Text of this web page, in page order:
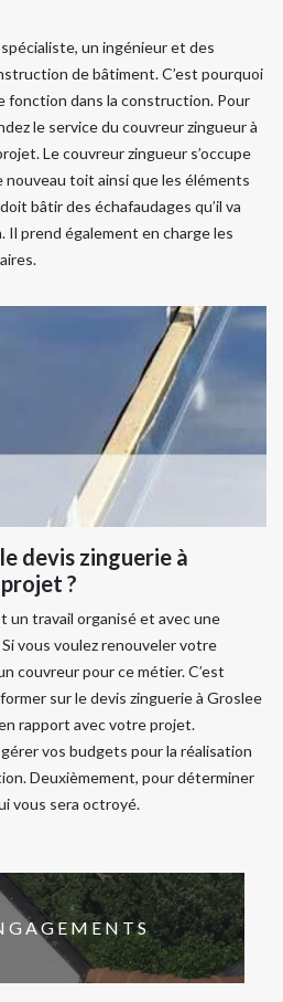
un ingénieur et des
de bâtiment. C’est pourquoi
fonction dans la construction. Pour
le service du couvreur zingueur à
Le couvreur zingueur s’occupe
nouveau toit ainsi que les éléments
bâtir des échafaudages qu’il va
Il prend également en charge les
devis zinguerie à
?
travail organisé et avec une
Si vous voulez renouveler votre
couvreur pour ce métier. C’est
sur le devis zinguerie à Groslee
rapport avec votre projet.
vos budgets pour la réalisation
Deuxièmement, pour déterminer
vous sera octroyé.